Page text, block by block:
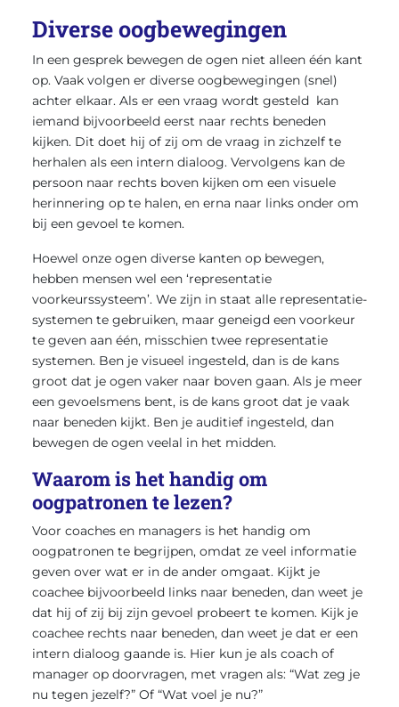
Diverse oogbewegingen
In een gesprek bewegen de ogen niet alleen één kant
op. Vaak volgen er diverse oogbewegingen (snel)
achter elkaar. Als er een vraag wordt gesteld kan
iemand bijvoorbeeld eerst naar rechts beneden
kijken. Dit doet hij of zij om de vraag in zichzelf te
herhalen als een intern dialoog. Vervolgens kan de
persoon naar rechts boven kijken om een visuele
herinnering op te halen, en erna naar links onder om
bij een gevoel te komen.
Hoewel onze ogen diverse kanten op bewegen,
hebben mensen wel een ‘representatie
voorkeurssysteem’. We zijn in staat alle representatie-
systemen te gebruiken, maar geneigd een voorkeur
te geven aan één, misschien twee representatie
systemen. Ben je visueel ingesteld, dan is de kans
groot dat je ogen vaker naar boven gaan. Als je meer
een gevoelsmens bent, is de kans groot dat je vaak
naar beneden kijkt. Ben je auditief ingesteld, dan
bewegen de ogen veelal in het midden.
Waarom is het handig om
oogpatronen te lezen?
Voor coaches en managers is het handig om
oogpatronen te begrijpen, omdat ze veel informatie
geven over wat er in de ander omgaat. Kijkt je
coachee bijvoorbeeld links naar beneden, dan weet je
dat hij of zij bij zijn gevoel probeert te komen. Kijk je
coachee rechts naar beneden, dan weet je dat er een
intern dialoog gaande is. Hier kun je als coach of
manager op doorvragen, met vragen als: “Wat zeg je
nu tegen jezelf?” Of “Wat voel je nu?”